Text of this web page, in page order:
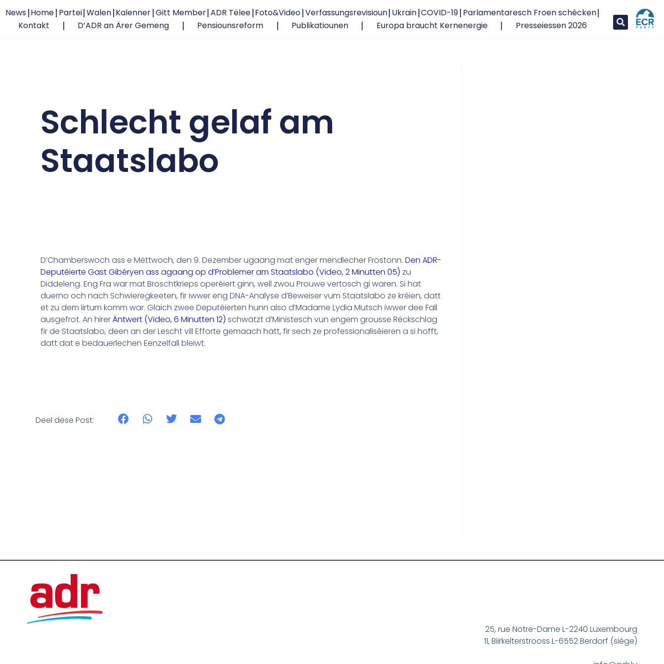
News Home Partei Walen Kalenner Gitt Member ADR Tëlee Foto&Video Verfassungsrevisioun Ukrain COVID-19 Parlamentaresch Froen schécken
Kontakt
D’ADR an Ärer Gemeng Pensiounsreform Publikatiounen Europa braucht Kernenergie Presseiessen 2026
Schlecht gelaf am
Staatslabo
D’Chamberswoch ass e Mëttwoch, den 9. Dezember ugaang mat enger mëndlecher Frostonn. Den ADR-
Deputéierte Gast Gibéryen ass agaang op d’Problemer am Staatslabo (Video, 2 Minutten 05) zu
Diddeleng. Eng Fra war mat Broschtkrieps operéiert ginn, well zwou Prouwe vertosch gi waren. Si hat
duerno och nach Schwieregkeeten, fir iwwer eng DNA-Analyse d’Beweiser vum Staatslabo ze kréien, datt
et zu dem Iirtum komm war. Gläich zwee Deputéierten hunn also d’Madame Lydia Mutsch iwwer dee Fall
ausgefrot. An hirerÄntwert (Video, 6 Minutten 12) schwätzt d’Ministesch vun engem grousse Réckschlag
fir de Staatslabo, deen an der Lescht vill Efforte gemaach hätt, fir sech ze professionaliséieren a si hofft,
datt dat e bedauerlechen Eenzelfall bleiwt.
Deel dëse Post:
25, rue Notre-Dame L-2240 Luxembourg
11, Biirkelterstrooss L-6552 Berdorf (siège)